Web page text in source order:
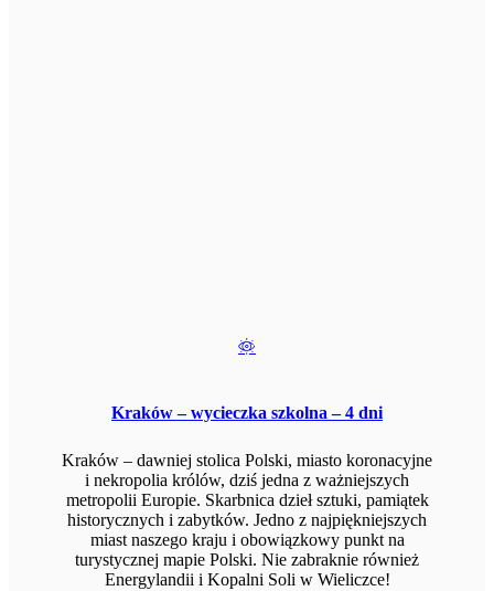
Kraków – wycieczka szkolna – 4 dni
Kraków – dawniej stolica Polski, miasto koronacyjne
i nekropolia królów, dziś jedna z ważniejszych
metropolii Europie. Skarbnica dzieł sztuki, pamiątek
historycznych i zabytków. Jedno z najpiękniejszych
miast naszego kraju i obowiązkowy punkt na
turystycznej mapie Polski. Nie zabraknie również
Energylandii i Kopalni Soli w Wieliczce!